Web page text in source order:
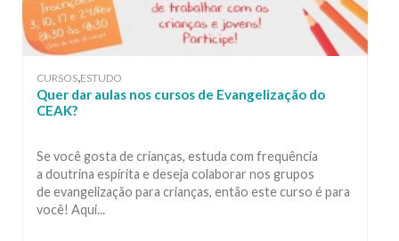
CURSOS,ESTUDO
Quer dar aulas nos cursos de Evangelização do
CEAK?
Se você gosta de crianças, estuda com frequência
a doutrina espírita e deseja colaborar nos grupos
de evangelização para crianças, então este curso é para
você! Aqui...